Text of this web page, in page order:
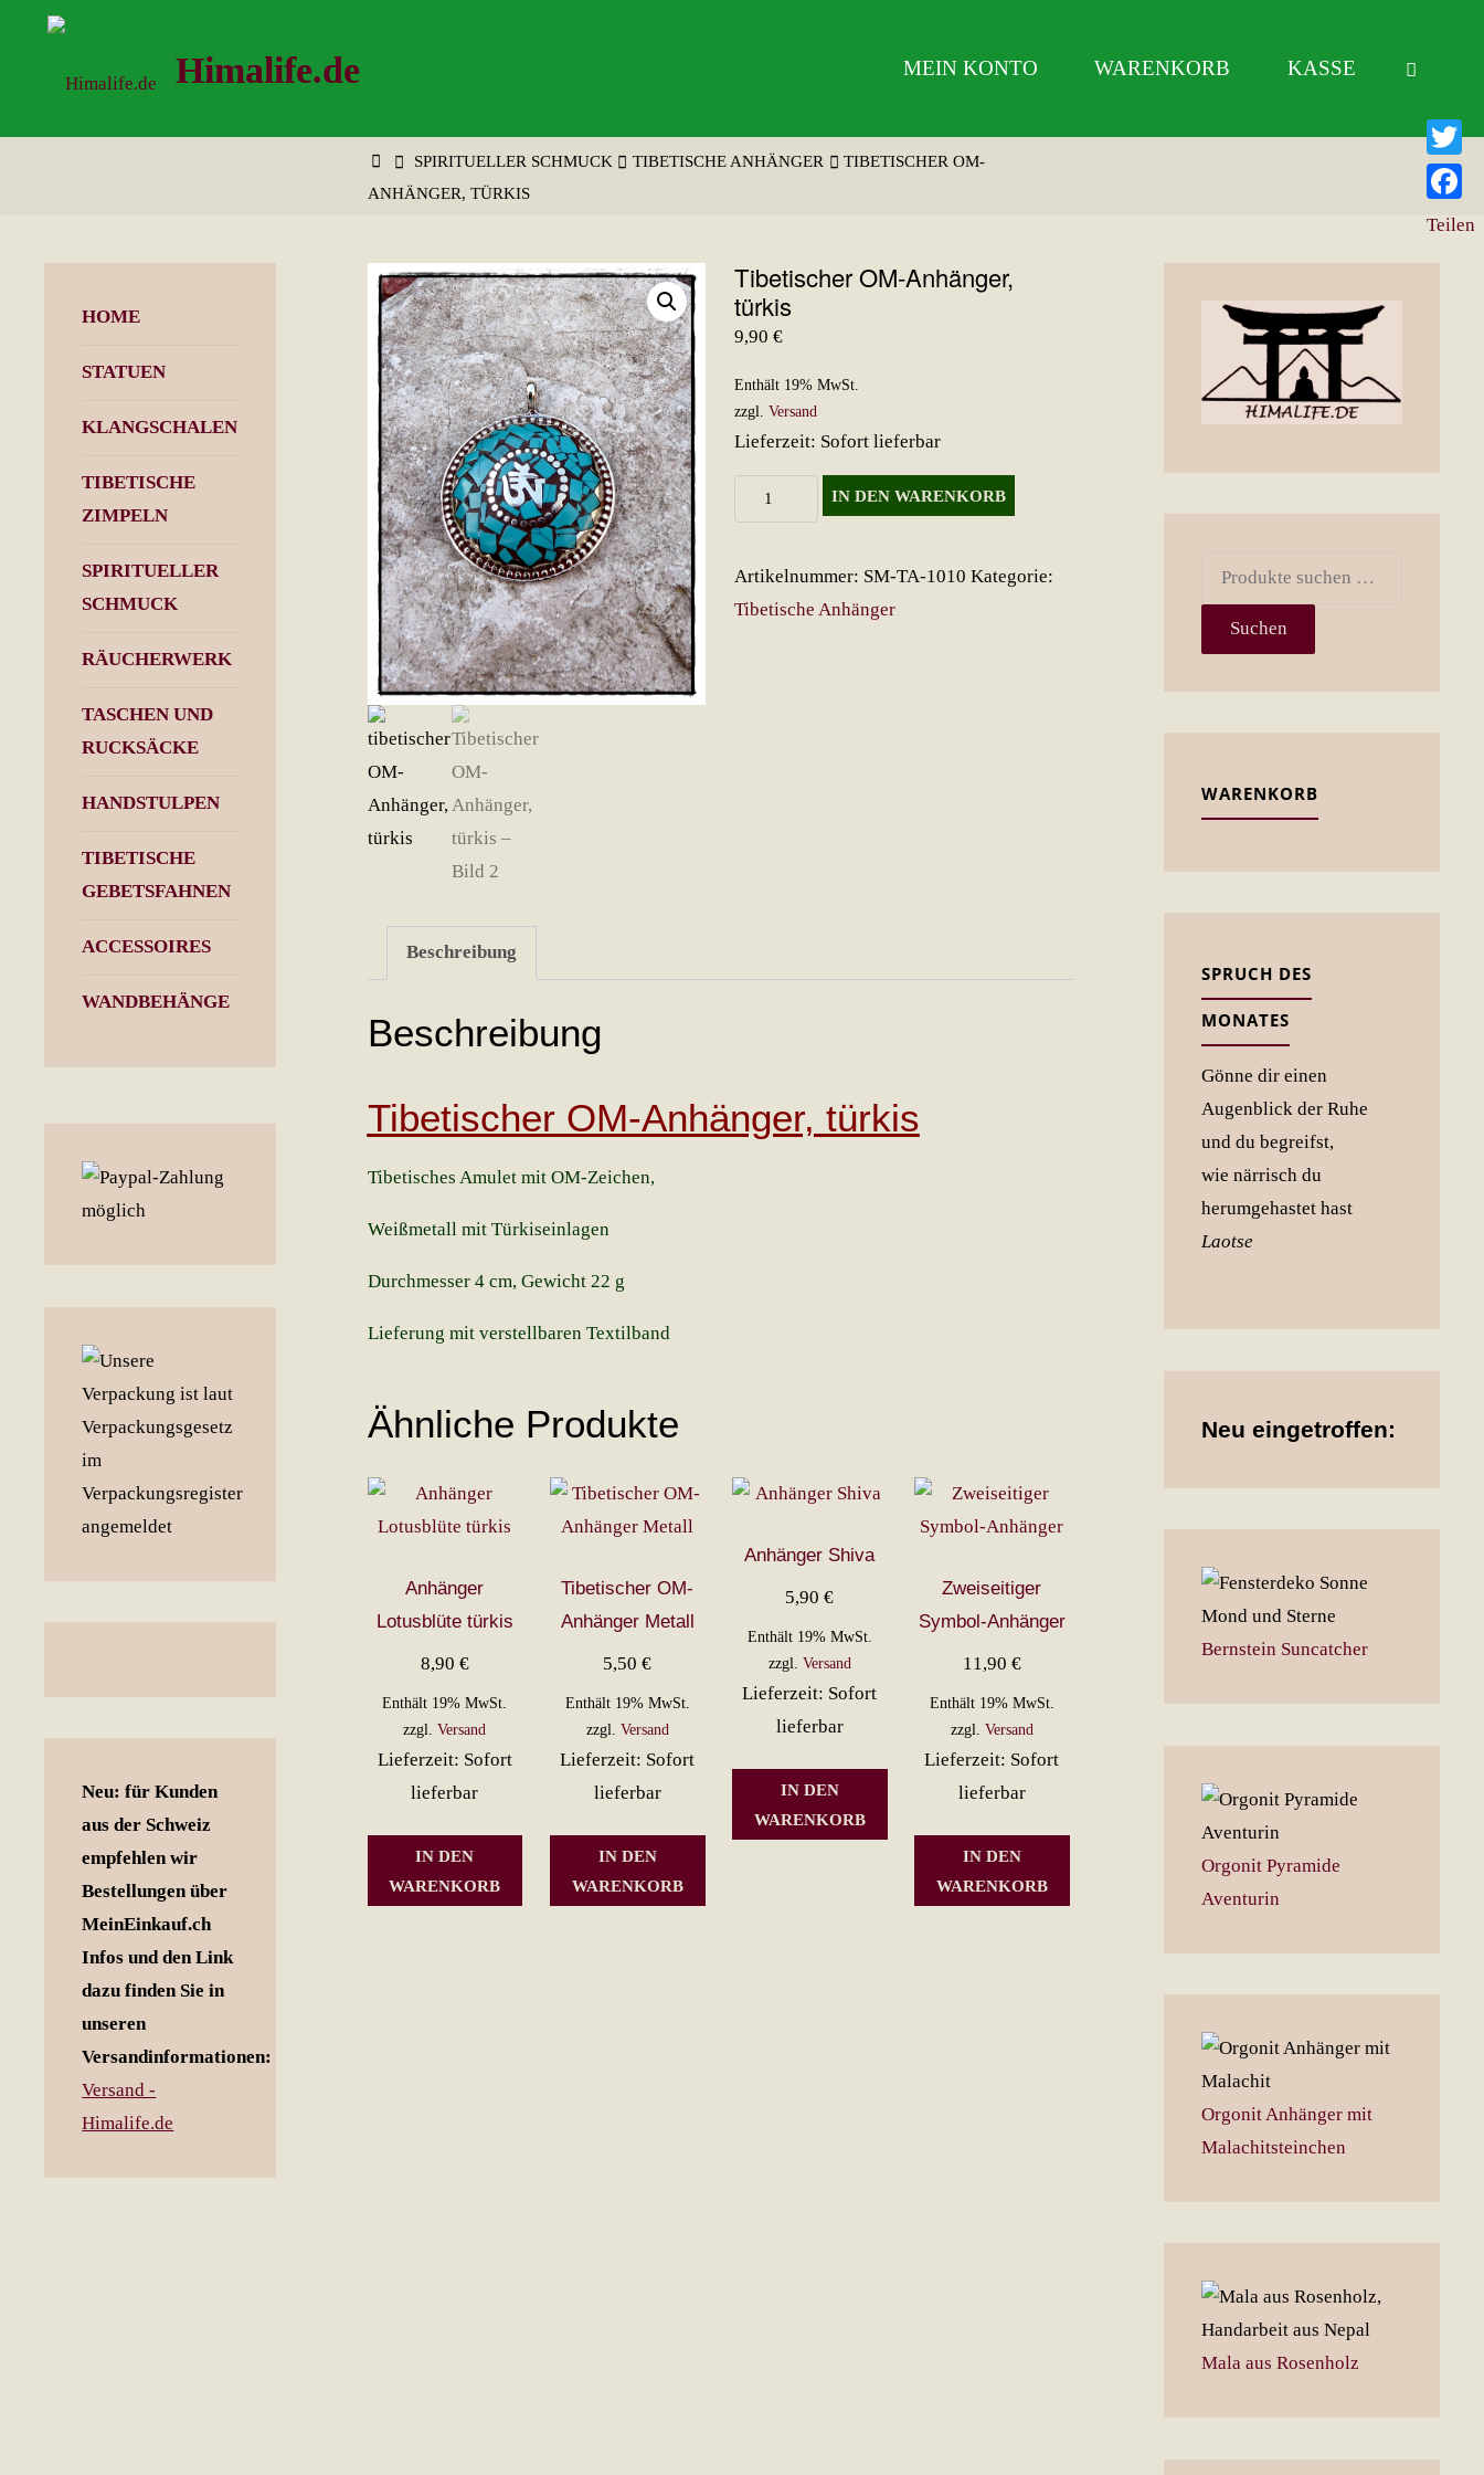
springen
Himalife.de MEIN KONTO WARENKORB KASSE
STARTSPIRITUELLER SCHMUCK TIBETISCHE ANHÄNGER
TIBETISCHER OM-
ANHÄNGER, TÜRKIS
Tibetischer OM-Anhänger,
türkis
9,90 €
Enthält 19% MwSt.
zzgl. Versand
Lieferzeit: Sofort lieferbar
Tibetischer
türkis
Menge
IN DEN WARENKORB
Artikelnummer: SM-TA-1010 Kategorie:
Tibetische Anhänger
Beschreibung
Beschreibung
Tibetischer OM-Anhänger, türkis
Tibetisches Amulet mit OM-Zeichen,
Weißmetall mit Türkiseinlagen
Durchmesser 4 cm, Gewicht 22 g
Lieferung mit verstellbaren Textilband
Ähnliche Produkte
Anhänger
Lotusblüte türkis
8,90 €
Enthält 19% MwSt.
zzgl.Versand
Lieferzeit: Sofort
lieferbar
IN DEN
WARENKORB
Tibetischer OM-
Anhänger Metall
5,50€
Enthält 19% MwSt.
zzgl. Versand
Lieferzeit: Sofort
lieferbar
IN DEN
WARENKORB
Anhänger Shiva
5,90€
Enthält 19% MwSt.
zzgl. Versand
Lieferzeit: Sofort
lieferbar
IN DEN
WARENKORB
Zweiseitiger
Symbol-Anhänger
11,90 €
Enthält 19% MwSt.
zzgl. Versand
Lieferzeit: Sofort
lieferbar
IN DEN
WARENKORB
HOME
STATUEN
KLANGSCHALEN
TIBETISCHE
ZIMPELN
SPIRITUELLER
SCHMUCK
RÄUCHERWERK
TASCHEN UND
RUCKSÄCKE
HANDSTULPEN
TIBETISCHE
GEBETSFAHNEN
ACCESSOIRES
WANDBEHÄNGE
Neu: für Kunden
aus der Schweiz
empfehlen wir
Bestellungen über
MeinEinkauf.ch
Infos und den Link
dazu finden Sie in
unseren
Versandinformationen:
Versand -
Himalife.de
Suchen
nach:
Suchen
WARENKORB
SPRUCH DES
MONATES
Gönne dir einen
Augenblick der Ruhe
und du begreifst,
wie närrisch du
herumgehastet hast
Laotse
Neu eingetroffen:
Bernstein Suncatcher
Orgonit Pyramide
Aventurin
Orgonit Anhänger mit
Malachitsteinchen
Mala aus Rosenholz
Twitter
Teilen